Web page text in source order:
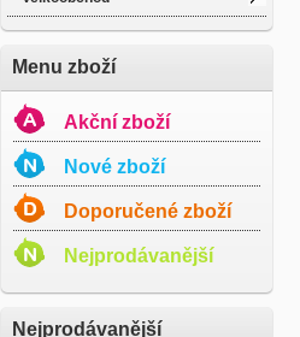
Menu zboží
Akční zboží
Nové zboží
Doporučené zboží
Nejprodávanější
Nejprodávanější